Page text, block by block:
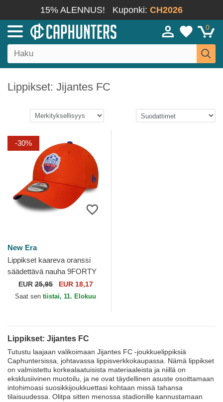
15% ALENNUS! Kuponki: CH2026
0
Lippikset: Jijantes FC
-30%
New Era
Lippikset kaareva oranssi
säädettävä nauha 9FORTY
Core Jijantes FC Kings
League New Era
EUR25,95 EUR 18,17
Saat sen tiistai, 11. Elokuu
Lippikset: Jijantes FC
Tutustu laajaan valikoimaan Jijantes FC -joukkuelippiksiä
Caphuntersissa, johtavassa lippisverkkokaupassa. Nämä lippikset
on valmistettu korkealaatuisista materiaaleista ja niillä on
eksklusiivinen muotoilu, ja ne ovat täydellinen asuste osoittamaan
intohimoasi suosikkijoukkuettasi kohtaan missä tahansa
tilaisuudessa. Olitpa sitten menossa stadionille kannustamaan